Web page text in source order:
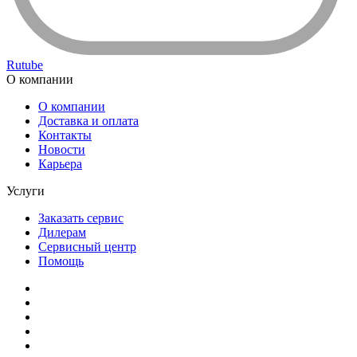
Rutube
О компании
О компании
Доставка и оплата
Контакты
Новости
Карьера
Услуги
Заказать сервис
Дилерам
Сервисный центр
Помощь